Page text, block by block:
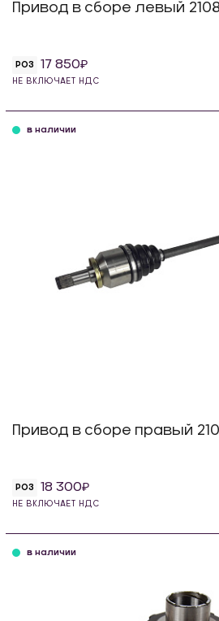
Привод в сборе левый
РОЗ 17 850
НЕ ВКЛЮЧАЕТ НДС
в наличии
Привод в сборе правый
РОЗ 18 300
НЕ ВКЛЮЧАЕТ НДС
в наличии